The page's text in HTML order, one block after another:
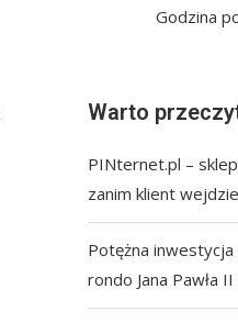
Godzina
Warto
PINternet.pl –
zanim klient
Potężna
rondo Jana Pawła